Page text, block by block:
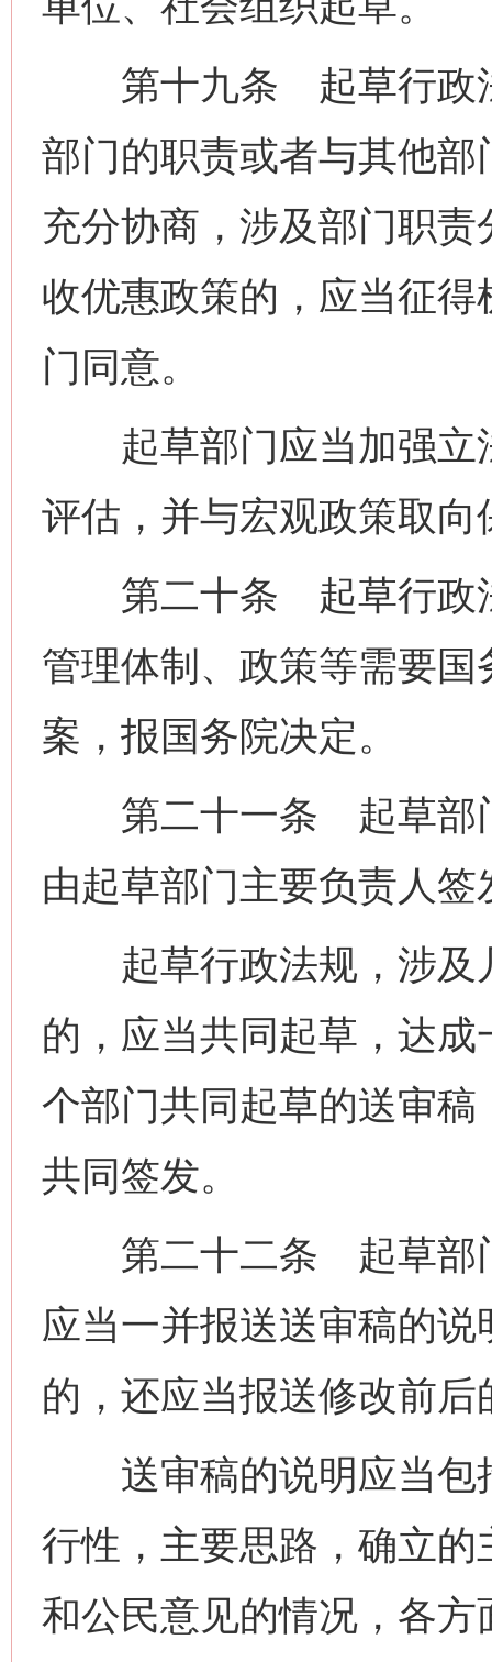
第十九条 起草行政法
部门的职责或者与其他
充分协商，涉及部门职
收优惠政策的，应当征
门同意。
起草部门应当加强立
评估，并与宏观政策取
第二十条 起草行政法
管理体制、政策等需要
案，报国务院决定。
第二十一条 起草部门
由起草部门主要负责人签
起草行政法规，涉及
的，应当共同起草，达
个部门共同起草的送审
共同签发。
第二十二条 起草部门
应当一并报送送审稿的
的，还应当报送修改前后
送审稿的说明应当包
行性，主要思路，确立
和公民意见的情况，各